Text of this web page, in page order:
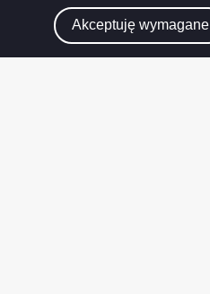
Akceptuję wymagane